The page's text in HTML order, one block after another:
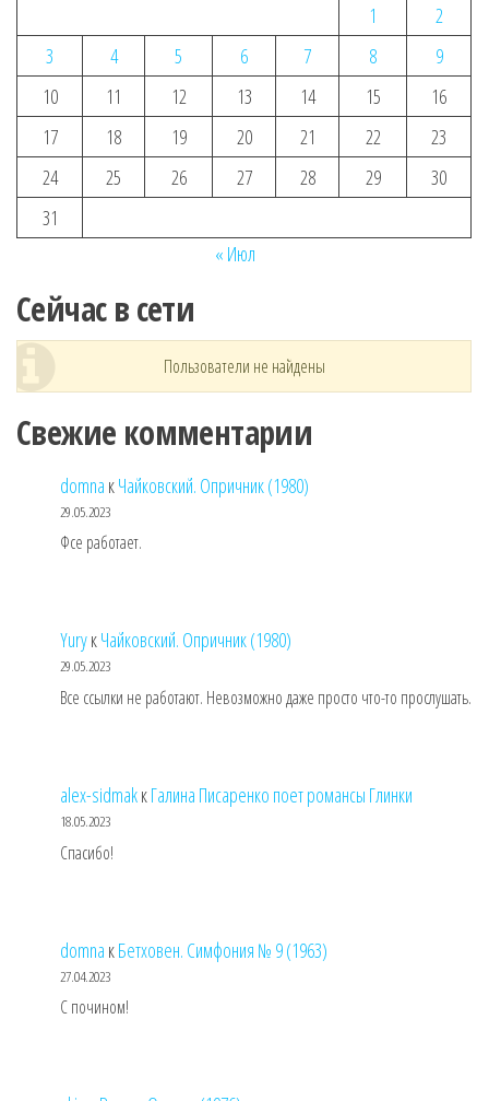
1
2
3
4 5 6 7 8
9
10
11 12 13 14 15
16
17
18 19 20 21 22
23
24
25 26 27 28 29
30
31
« Июл
Сейчас в сети
Пользователи не найдены
Свежие комментарии
domna кЧайковский. Опричник (1980)
29.05.2023
Фсе работает.
YuryкЧайковский. Опричник (1980)
29.05.2023
Все ссылки не работают. Невозможно даже просто что-то прослушать.
alex-sidmakкГалина Писаренко поет романсы Глинки
18.05.2023
Спасибо!
domna кБетховен. Симфония № 9 (1963)
27.04.2023
С почином!